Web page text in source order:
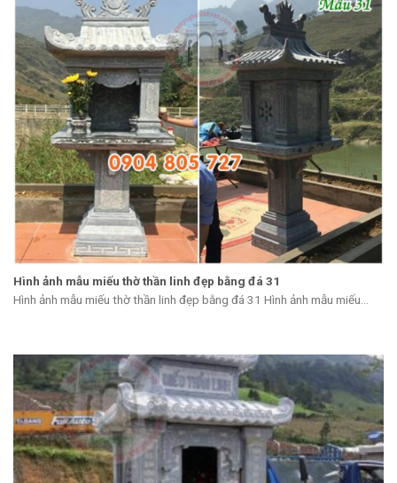
Hình ảnh mẫu miếu thờ thần linh đẹp bằng đá 31
Hình ảnh mẫu miếu thờ thần linh đẹp bằng đá 31 Hình ảnh mẫu miếu...